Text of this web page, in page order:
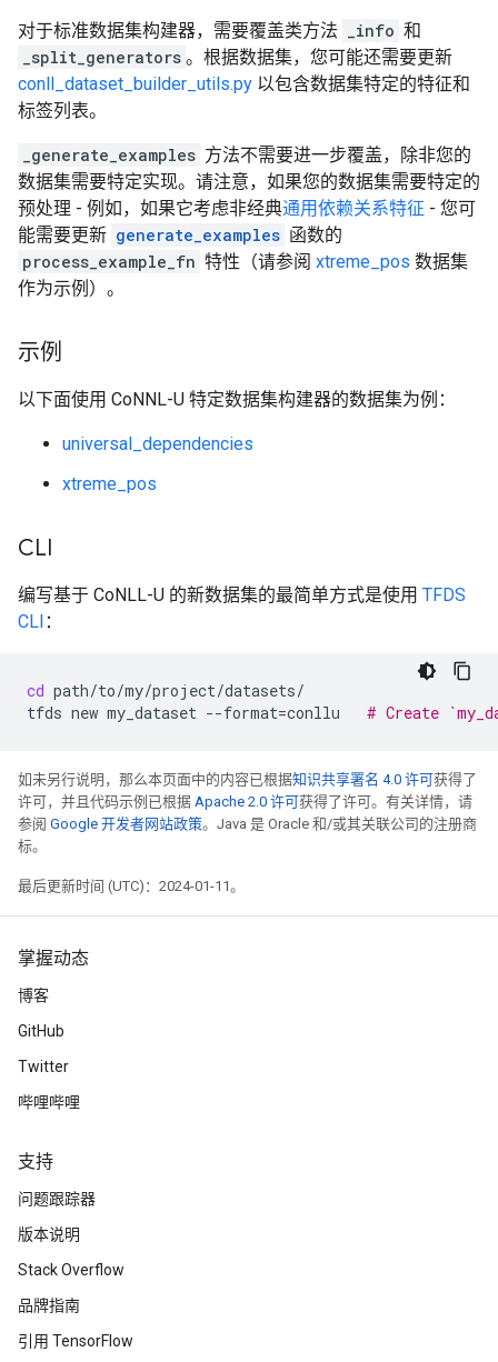
对于标准数据集构建器，需要覆盖类方法 _info 和
_split_generators 。根据数据集，您可能还需要更新
conll_dataset_builder_utils.py 以包含数据集特定的特征和
标签列表。
_generate_examples 方法不需要进一步覆盖，除非您的
数据集需要特定实现。请注意，如果您的数据集需要特定的
预处理 - 例如，如果它考虑非经典通用依赖关系特征 - 您可
能需要更新 generate_examples 函数的
process_example_fn 特性（请参阅 xtreme_pos 数据集
作为示例）。
示例
以下面使用 CoNNL-U 特定数据集构建器的数据集为例：
universal_dependencies
xtreme_pos
CLI
编写基于 CoNLL-U 的新数据集的最简单方式是使用 TFDS
CLI ：
cd path/to/my/project/datasets/
tfds new my_dataset --format=conllu # Create
如未另行说明，那么本页面中的内容已根据知识共享署名 4.0 许可获得了
许可，并且代码示例已根据 Apache 2.0 许可获得了许可。有关详情，请
参阅 Google 开发者网站政策。Java 是 Oracle 和/或其关联公司的注册商
标。
最后更新时间 (UTC)：2024-01-11。
掌握动态
博客
GitHub
Twitter
哔哩哔哩
支持
问题跟踪器
版本说明
Stack Overflow
品牌指南
引用 TensorFlow